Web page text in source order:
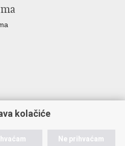
kolačiće
Ne prihvaćam